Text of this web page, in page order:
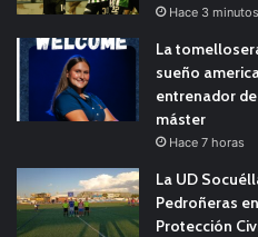
Hace 3 minutos
La
sueño
entrenador
máster
Hace 7 horas
La UD
Pedroñeras
Protección